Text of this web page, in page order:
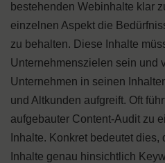
bestehenden Webinhalte klar
einzelnen Aspekt die
zu behalten. Diese Inhalte
Unternehmenszielen sein und
Unternehmen in seinen
und Altkunden aufgreift. Oft
aufgebauter Content-Audit zu
Inhalte. Konkret bedeutet
Inhalte genau hinsichtlich